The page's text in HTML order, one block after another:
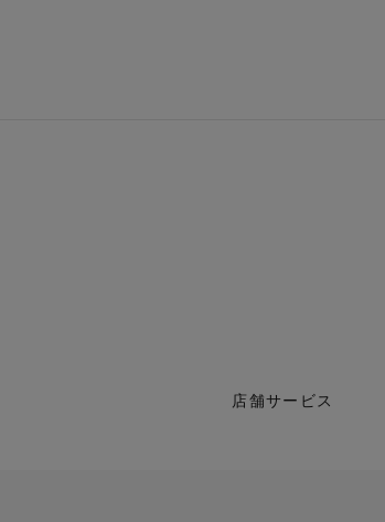
店舗サービス